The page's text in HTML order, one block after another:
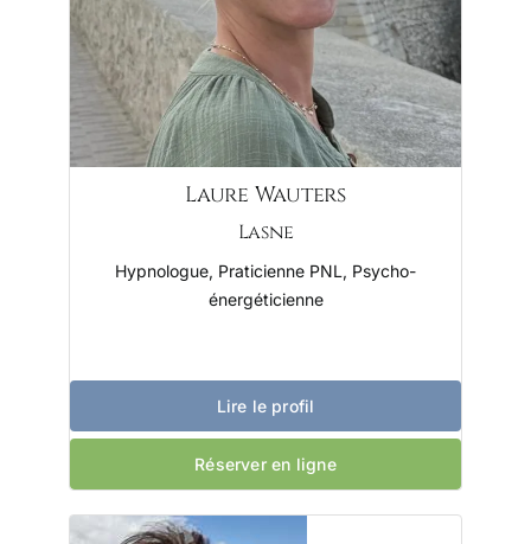
Laure Wauters
Lasne
Hypnologue, Praticienne PNL, Psycho-
énergéticienne
Lire le profil
Réserver en ligne